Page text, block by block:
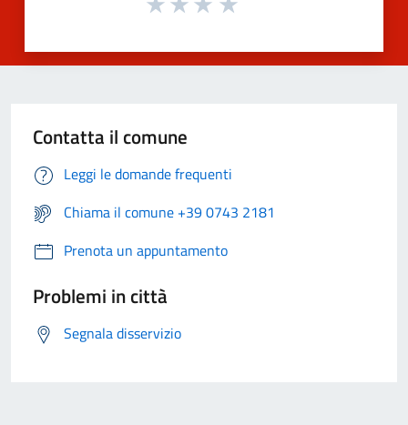
Contatta il comune
Leggi le domande frequenti
Chiama il comune +39 0743 2181
Prenota un appuntamento
Problemi in città
Segnala disservizio